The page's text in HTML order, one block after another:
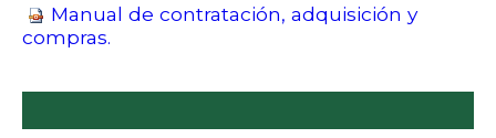
Manual de contratación, adquisición y
compras.